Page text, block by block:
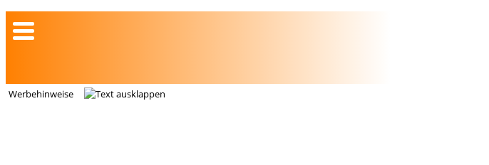
Werbehinweise